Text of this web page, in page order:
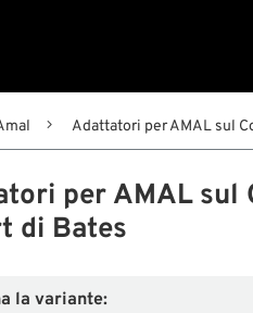
Adattatori per AMAL sul
per AMAL sul
di Bates
la variante: